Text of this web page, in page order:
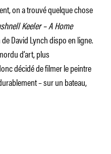
on a trouvé quelque chose
Keeler – A Home
David Lynch dispo en ligne.
d’art, plus
décidé de filmer le peintre
– sur un bateau,